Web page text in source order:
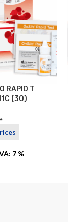
RAPID T
(30)
7 %